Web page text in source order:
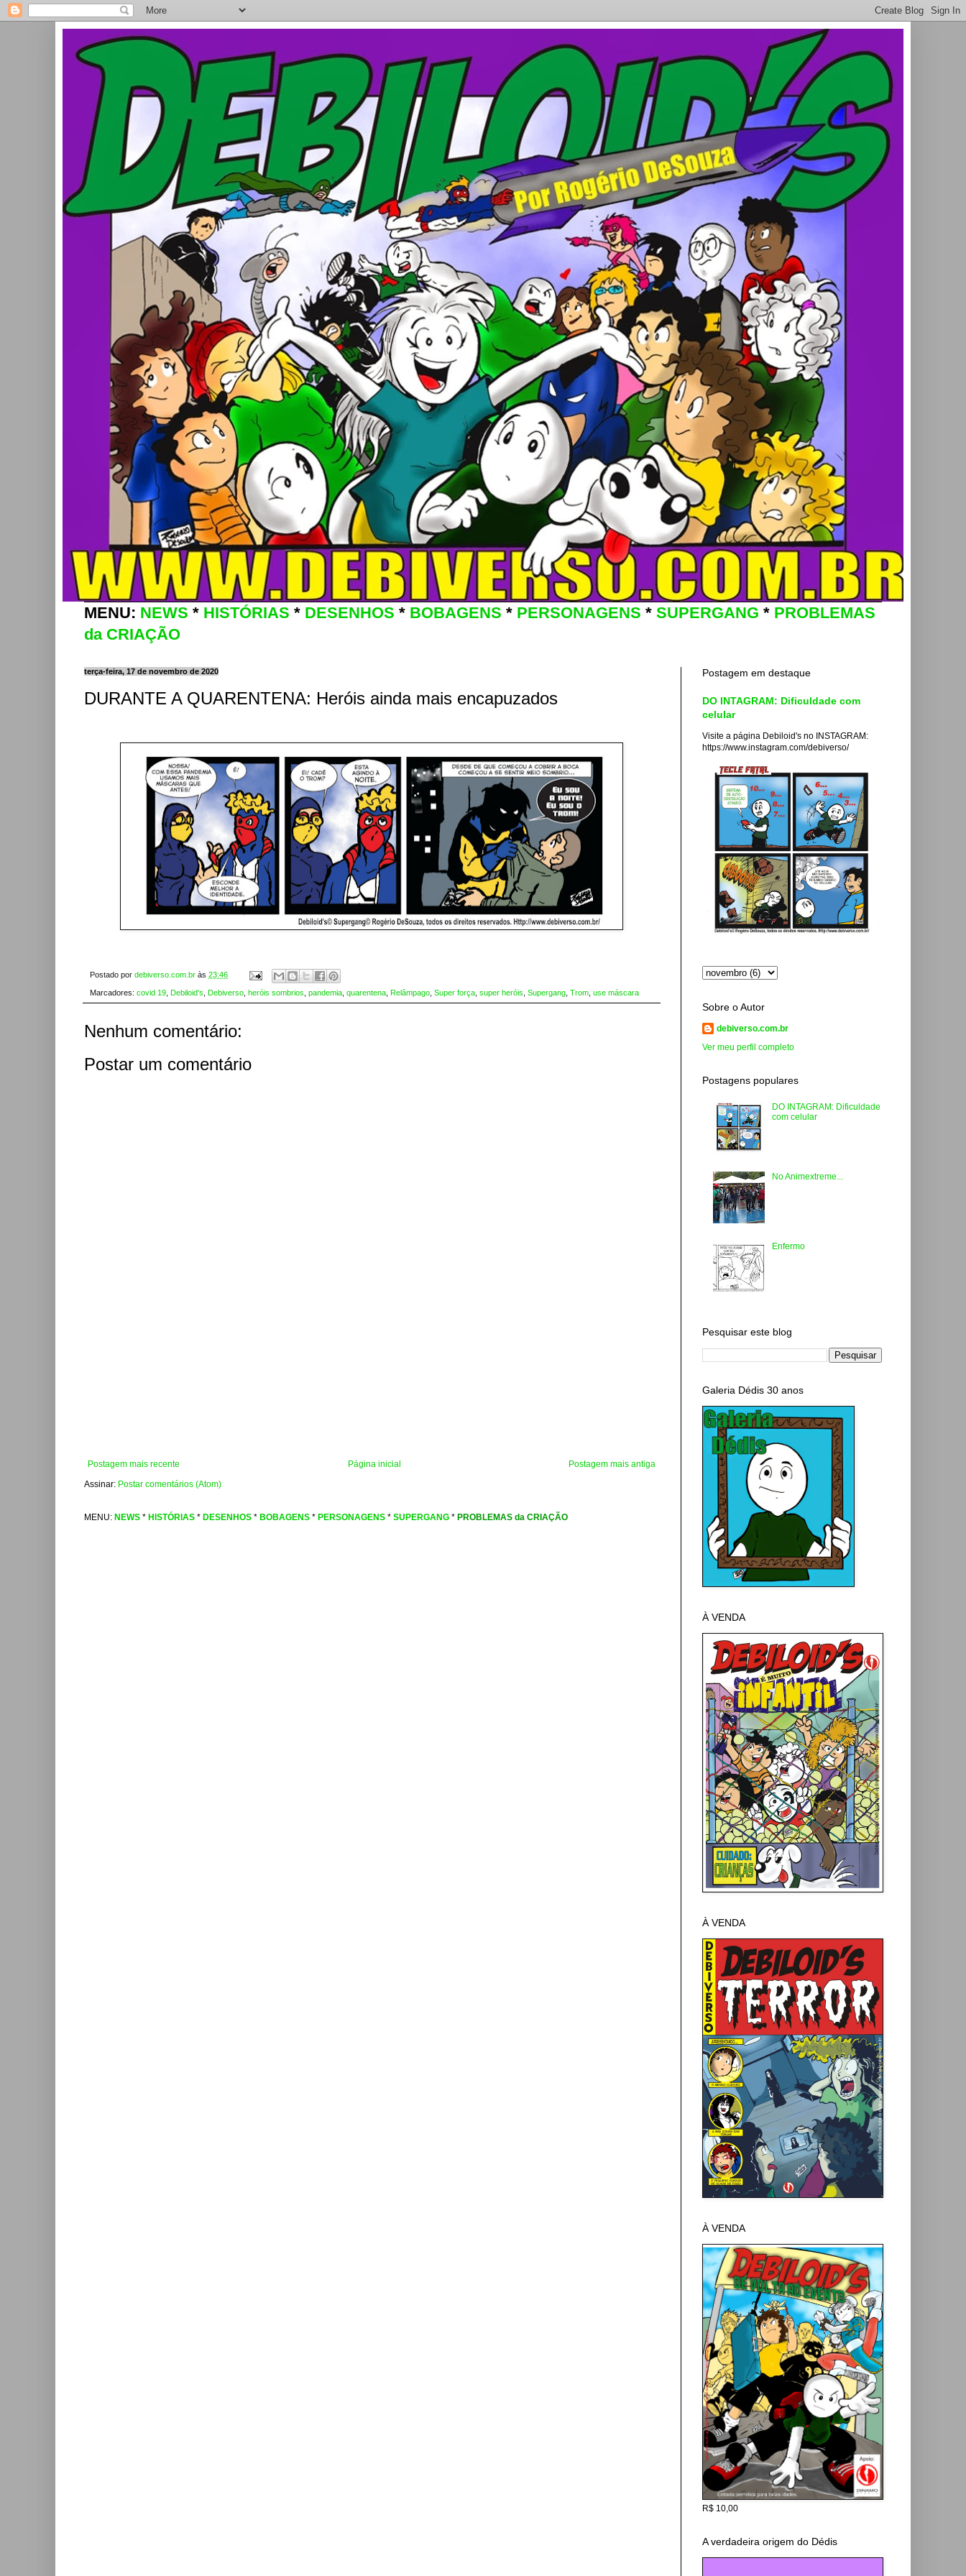
MENU: NEWS * HISTÓRIAS * DESENHOS * BOBAGENS * PERSONAGENS * SUPERGANG * PROBLEMAS
da CRIAÇÃO
terça-feira, 17 de novembro de 2020
DURANTE A QUARENTENA: Heróis ainda mais encapuzados
Postado por debiverso.com.br às 23:46
Marcadores: covid 19 Debiloid's Debiverso heróis sombrios pandemia quarentena Relâmpago Super força super heróis Supergang Trom use máscara
Nenhum comentário:
Postar um comentário
Postagem mais recente Postagem mais antiga
Página inicial
Assinar: Postar comentários (Atom)
MENU: NEWS * HISTÓRIAS * DESENHOS * BOBAGENS * PERSONAGENS * SUPERGANG * PROBLEMAS da CRIAÇÃO
Postagem em destaque
DO INTAGRAM: Dificuldade com
celular
Visite a página Debiloid's no INSTAGRAM:
https://www.instagram.com/debiverso/
Sobre o Autor
debiverso.com.br
Ver meu perfil completo
Postagens populares
DO INTAGRAM: Dificuldade
com celular
No Animextreme...
Enfermo
Pesquisar este blog
Galeria Dédis 30 anos
À VENDA
À VENDA
À VENDA
R$ 10,00
A verdadeira origem do Dédis